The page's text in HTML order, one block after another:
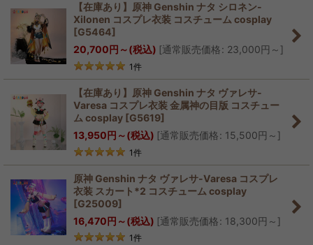
【在庫あり】原神 Genshin ナタ シロネン-
Xilonen コスプレ衣装 コスチューム cosplay
[G5464]
20,700円 ～(税込) [通常販売価格: 23,000円 ～ ]
1件
【在庫あり】原神 Genshin ナタ ヴァレサ-
Varesa コスプレ衣装 金属神の目版 コスチュー
ム cosplay [G5619]
13,950円 ～(税込) [通常販売価格: 15,500円 ～ ]
1件
原神 Genshin ナタ ヴァレサ-Varesa コスプレ
衣装 スカート*2 コスチューム cosplay
[G25009]
16,470円 ～(税込) [通常販売価格: 18,300円 ～ ]
1件